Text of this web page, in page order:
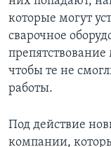
которые могут
сварочное
чтобы те не
работы.
Под действие
компании,